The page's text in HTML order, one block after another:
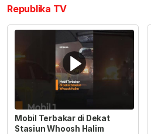
Republika TV
Mobil Terbakar di Dekat
Stasiun Whoosh Halim